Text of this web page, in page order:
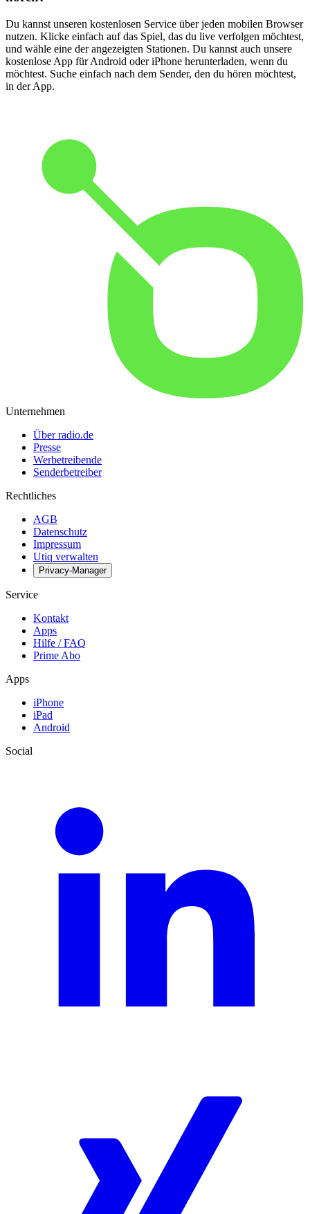
Du kannst unseren kostenlosen Service über jeden mobilen Browser
nutzen. Klicke einfach auf das Spiel, das du live verfolgen möchtest,
und wähle eine der angezeigten Stationen. Du kannst auch unsere
kostenlose App für Android oder iPhone herunterladen, wenn du
möchtest. Suche einfach nach dem Sender, den du hören möchtest,
in der App.
Unternehmen
Über radio.de
Presse
Werbetreibende
Senderbetreiber
Rechtliches
AGB
Datenschutz
Impressum
Utiq verwalten
Privacy-Manager
Service
Kontakt
Apps
Hilfe / FAQ
Prime Abo
Apps
iPhone
iPad
Android
Social